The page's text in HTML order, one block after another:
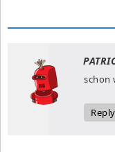
schon
Reply